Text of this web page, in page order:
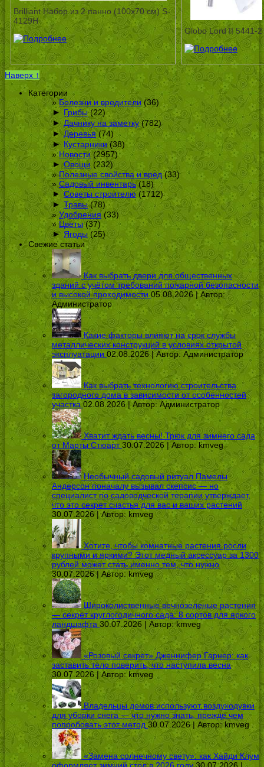
Brilliant Набор из 2 панно (100х70 см) S-
4129H
Globo Lord II 5441-2
Наверх ↑
Категории
Болезни и вредители(36)
► Грибы(22)
► Дачнику на заметку(782)
► Деревья(74)
► Кустарники(38)
Новости(2957)
► Овощи(232)
Полезные свойства и вред(33)
Садовый инвентарь(18)
► Советы строителю(1712)
► Травы(78)
Удобрения (33)
Цветы(37)
► Ягоды (25)
Свежие статьи
Как выбрать двери для общественных
зданий с учётом требований пожарной безопасности
и высокой проходимости 05.08.2026 | Автор:
Администратор
Какие факторы влияют на срок службы
металлических конструкций в условиях открытой
эксплуатации 02.08.2026 | Автор: Администратор
Как выбрать технологию строительства
загородного дома в зависимости от особенностей
участка 02.08.2026 | Автор:Администратор
Хватит ждать весны! Трюк для зимнего сада
от Марты Стюарт 30.07.2026 | Автор: kmveg
Необычный садовый ритуал Памелы
Андерсон поначалу вызывал скепсис — но
специалист по садоводческой терапии утверждает,
что это секрет счастья для вас и ваших растений
30.07.2026 | Автор: kmveg
Хотите, чтобы комнатные растения росли
крупными и яркими? Этот медный аксессуар за 1300
рублей может стать именно тем, что нужно
30.07.2026 | Автор: kmveg
Широколиственные вечнозеленые растения
— секрет круглогодичного сада: 8 сортов для яркого
ландшафта 30.07.2026 | Автор:kmveg
«Розовый секрет» Дженнифер Гарнер: как
заставить тело поверить, что наступила весна
30.07.2026 | Автор:kmveg
Владельцы домов используют воздуходувки
для уборки снега — что нужно знать, прежде чем
попробовать этот метод 30.07.2026 | Автор:kmveg
«Замена солнечному свету»: как Хайди Клум